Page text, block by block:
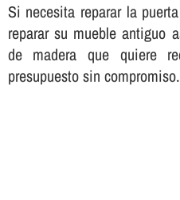
Si necesita reparar la
reparar su mueble antiguo
de madera que quiere
presupuesto sin compromiso.